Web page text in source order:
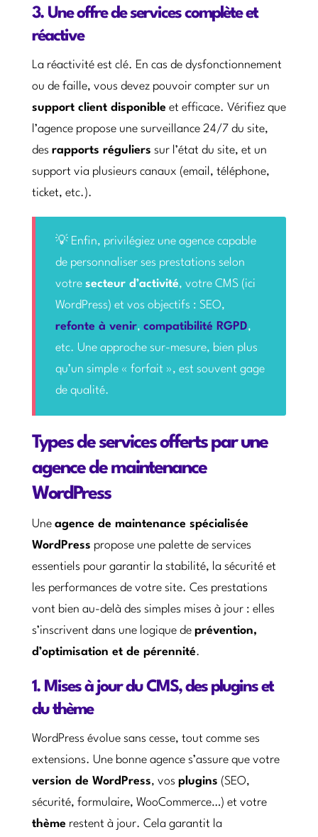
3. Une offre de services complète et
réactive
La réactivité est clé. En cas de dysfonctionnement
ou de faille, vous devez pouvoir compter sur un
support client disponible et efficace. Vérifiez que
l’agence propose une surveillance 24/7 du site,
des rapports réguliers sur l’état du site, et un
support via plusieurs canaux (email, téléphone,
ticket, etc.).
💡 Enfin, privilégiez une agence capable
de personnaliser ses prestations selon
votre secteur d’activité, votre CMS (ici
WordPress) et vos objectifs : SEO,
refonte à venir, compatibilité RGPD,
etc. Une approche sur-mesure, bien plus
qu’un simple « forfait », est souvent gage
de qualité.
Types de services offerts par une
agence de maintenance
WordPress
Une agence de maintenance spécialisée
WordPress propose une palette de services
essentiels pour garantir la stabilité, la sécurité et
les performances de votre site. Ces prestations
vont bien au-delà des simples mises à jour : elles
s’inscrivent dans une logique de prévention,
d’optimisation et de pérennité.
1. Mises à jour du CMS, des plugins et
du thème
WordPress évolue sans cesse, tout comme ses
extensions. Une bonne agence s’assure que votre
version de WordPress, vos plugins (SEO,
sécurité, formulaire, WooCommerce…) et votre
thème restent à jour. Cela garantit la